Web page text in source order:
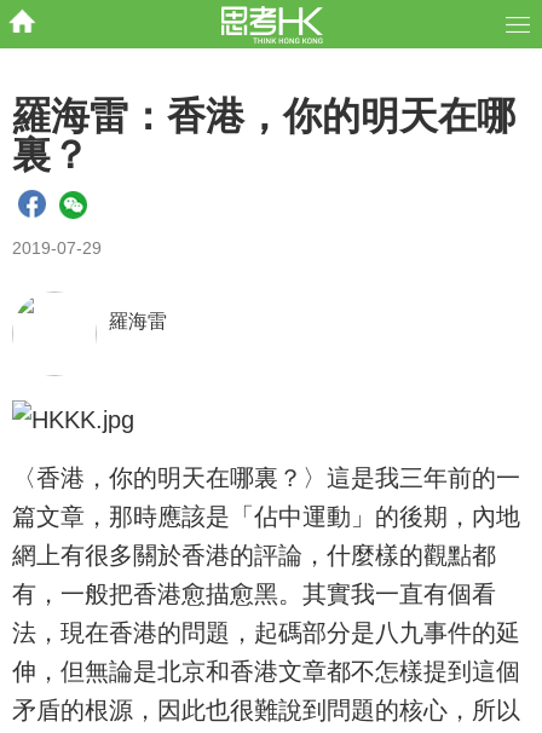
羅海雷：香港，你的明天在哪
裏？
2019-07-29
羅海雷
〈香港，你的明天在哪裏？〉這是我三年前的一
篇文章，那時應該是「佔中運動」的後期，內地
網上有很多關於香港的評論，什麼樣的觀點都
有，一般把香港愈描愈黑。其實我一直有個看
法，現在香港的問題，起碼部分是八九事件的延
伸，但無論是北京和香港文章都不怎樣提到這個
矛盾的根源，因此也很難說到問題的核心，所以